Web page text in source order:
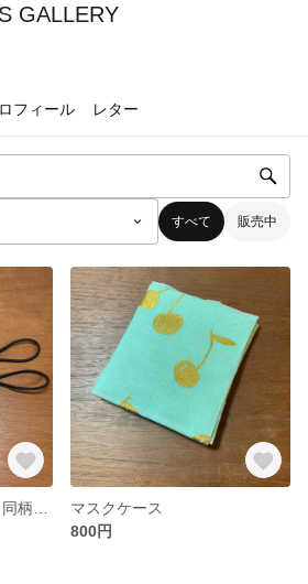
GALLERY
フィール レター
すべて 販売中
マスクケース
800円